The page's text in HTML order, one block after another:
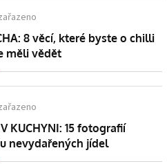
8 věcí, které byste o chilli
měli vědět
KUCHYNI: 15 fotografií
nevydařených jídel